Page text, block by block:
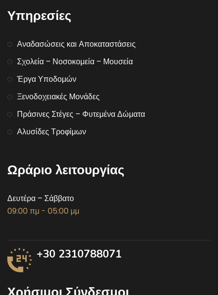
Υπηρεσίες
Αναδασώσεις και Αποκαταστάσεις
Σχολεία – Νοσοκομεία – Μουσεία
Έργα Υποδομών
Ξενοδοχειακές Μονάδες
Πράσινες Στέγες – Φυτεμένα Δώματα
Αλυσίδες Τροφίμων
Ωράριο λειτουργίας
Δευτέρα – Σάββατο
09:00 πμ - 05:00 μμ
+30 2310788071